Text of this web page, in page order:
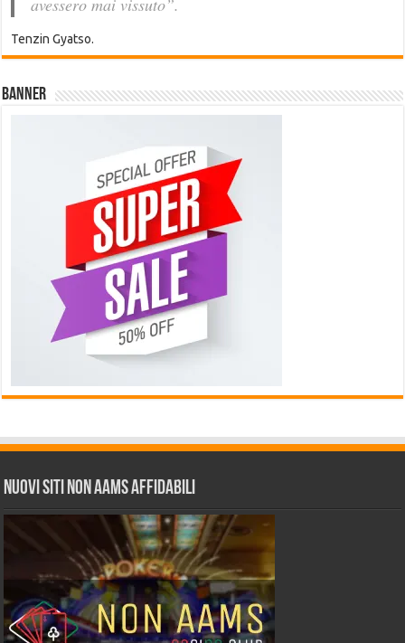
avessero mai vissuto”.
Tenzin Gyatso.
Banner
Nuovi siti non AAMS affidabili